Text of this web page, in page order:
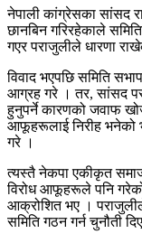
नेपाली कांग्रेसका सांसद
छानबिन गरिरहेकाले
गएर पराजुलीले धारणा
विवाद भएपछि समिति
आग्रह गरे । तर, सांसद
हुनुपर्ने कारणको जवाफ
आफूहरूलाई निरीह भनेको
गरे ।
त्यस्तै नेकपा एकीकृत
विरोध आफूहरूले पनि
आक्रोशित भए ।
समिति गठन गर्न चुनौती